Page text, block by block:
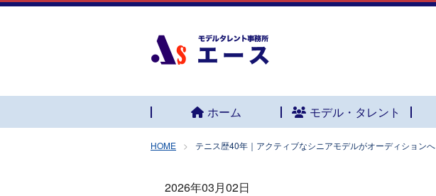
ホーム モデル・タレント
HOME テニス歴40年｜アクティブなシニアモデルがオーディションへ
2026年03月02日